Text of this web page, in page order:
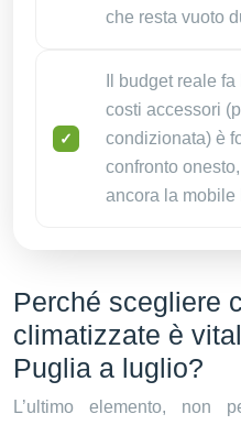
che resta vuoto
Il budget reale
costi accessori
condizionata) è
confronto
ancora la mobile
Perché scegliere
climatizzate è
Puglia a luglio?
L’ultimo elemento, non